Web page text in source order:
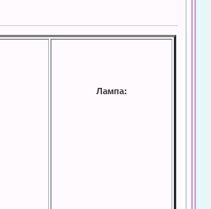
Лампа: